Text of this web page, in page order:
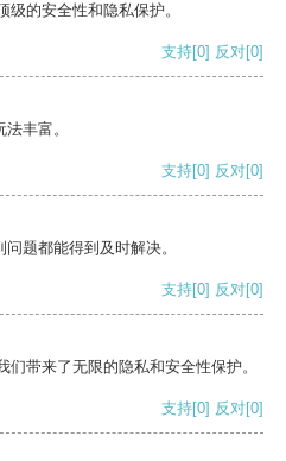
的安全性和隐私保护。
支持[0] 反对[0]
丰富。
支持[0] 反对[0]
题都能得到及时解决。
支持[0] 反对[0]
带来了无限的隐私和安全性保护。
支持[0] 反对[0]